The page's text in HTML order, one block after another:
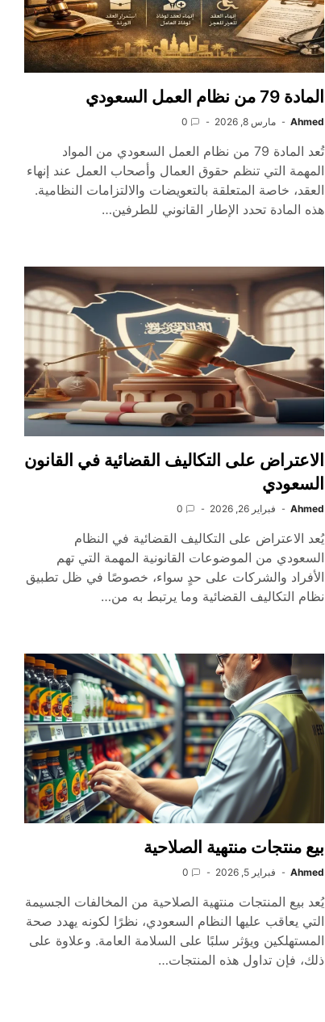
المادة 79 من نظام العمل السعودي
Ahmed مارس 8, 2026 0
تُعد المادة 79 من نظام العمل السعودي من المواد
المهمة التي تنظم حقوق العمال وأصحاب العمل عند إنهاء
العقد، خاصة المتعلقة بالتعويضات والالتزامات النظامية.
هذه المادة تحدد الإطار القانوني للطرفين…
الاعتراض على التكاليف القضائية في القانون
السعودي
Ahmed فبراير 26, 2026 0
يُعد الاعتراض على التكاليف القضائية في النظام
السعودي من الموضوعات القانونية المهمة التي تهم
الأفراد والشركات على حدٍ سواء، خصوصًا في ظل تطبيق
نظام التكاليف القضائية وما يرتبط به من…
بيع منتجات منتهية الصلاحية
Ahmed فبراير 5, 2026 0
يُعد بيع المنتجات منتهية الصلاحية من المخالفات الجسيمة
التي يعاقب عليها النظام السعودي، نظرًا لكونه يهدد صحة
المستهلكين ويؤثر سلبًا على السلامة العامة. وعلاوة على
ذلك، فإن تداول هذه المنتجات…